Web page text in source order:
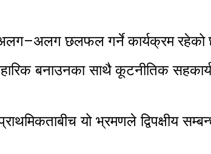
छलफल गर्ने कार्यक्रम रहेको
बनाउनका साथै कूटनीतिक सहकार्य
यो भ्रमणले द्विपक्षीय